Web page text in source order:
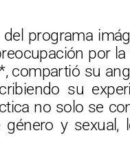
programa
por
compartió su
su
no solo se
y sexual,